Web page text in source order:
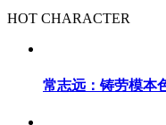
HOT CHARACTER
常志远：铸劳模本